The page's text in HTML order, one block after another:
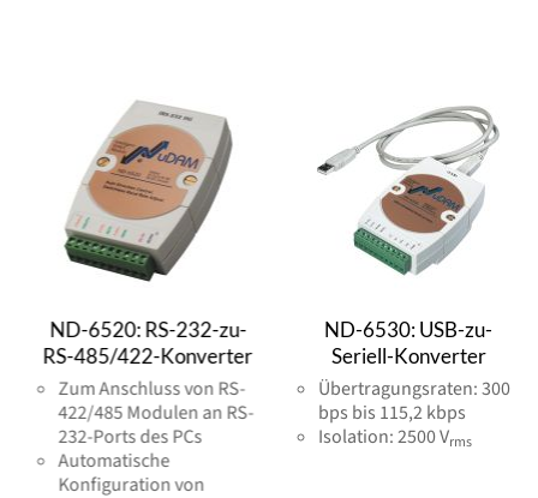
RS-232-zu-
Konverter
von RS-
Modulen an RS-
des PCs
von
ND-6530: USB-zu-
Seriell-Konverter
Übertragungsraten: 300
bps bis 115,2 kbps
Isolation: 2500 Vrms
ND-
RS-485/
Zum
422/485
232-